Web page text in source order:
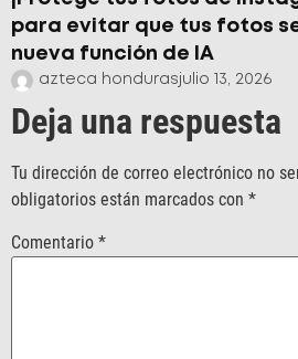
para evitar que tus fotos
nueva función de IA
azteca honduras julio 13, 2026
Deja una respuesta
Tu dirección de correo electrónico no
obligatorios están marcados con *
Comentario *